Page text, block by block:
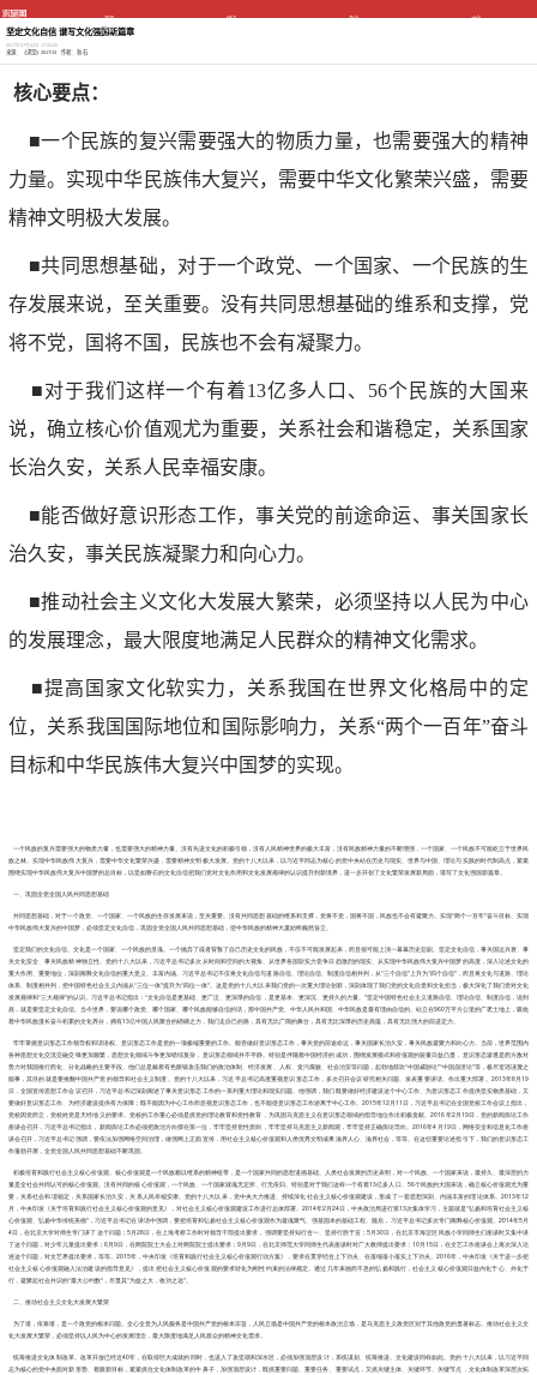
首页 经济 政治
文化
社会
国防
坚定文化自信 谱写文化强国新篇章
2017年07月02日 17:00:00
来源： 《求是》2017/13 作者： 秋 石
核心要点：
■一个民族的复兴需要强大的物质力量，也需要强大的精神
力量。实现中华民族伟大复兴，需要中华文化繁荣兴盛，需要
精神文明极大发展。
■共同思想基础，对于一个政党、一个国家、一个民族的生
存发展来说，至关重要。没有共同思想基础的维系和支撑，党
将不党，国将不国，民族也不会有凝聚力。
■对于我们这样一个有着13亿多人口、56个民族的大国来
说，确立核心价值观尤为重要，关系社会和谐稳定，关系国家
长治久安，关系人民幸福安康。
■能否做好意识形态工作，事关党的前途命运、事关国家长
治久安，事关民族凝聚力和向心力。
■推动社会主义文化大发展大繁荣，必须坚持以人民为中心
的发展理念，最大限度地满足人民群众的精神文化需求。
■提高国家文化软实力，关系我国在世界文化格局中的定
位，关系我国国际地位和国际影响力，关系“两个一百年”奋斗
目标和中华民族伟大复兴中国梦的实现。
一个民族的复兴需要强大的物质力量，也需要强大的精神力量。没有先进文化的积极引领，没有人民精神世界的极大丰富，没有民族精神力量的不断增强，一个国家、一个民族不可能屹立于世界民
族之林。实现中华民族伟大复兴，需要中华文化繁荣兴盛，需要精神文明极大发展。党的十八大以来，以习近平同志为核心的党中央站在历史与现实、世界与中国、理论与实践的时代制高点，紧紧
围绕实现中华民族伟大复兴中国梦的总目标，以坚如磐石的文化自信把我们党对文化作用和文化发展规律的认识提升到新境界，进一步开创了文化繁荣发展新局面，谱写了文化强国新篇章。
一、巩固全党全国人民共同思想基础
共同思想基础，对于一个政党、一个国家、一个民族的生存发展来说，至关重要。没有共同思想基础的维系和支撑，党将不党，国将不国，民族也不会有凝聚力。实现“两个一百年”奋斗目标、实现
中华民族伟大复兴的中国梦，必须坚定文化自信，巩固全党全国人民共同思想基础，使中华民族的精神大厦始终巍然耸立。
坚定我们的文化自信。文化是一个国家、一个民族的灵魂。一个抛弃了或者背叛了自己历史文化的民族，不仅不可能发展起来，而且很可能上演一幕幕历史悲剧。坚定文化自信，事关国运兴衰、事
关文化安全、事关民族精神独立性。党的十八大以来，习近平总书记多次从时间和空间的大视角、从世界各国软实力竞争日趋激烈的现实、从实现中华民族伟大复兴中国梦的高度，深入论述文化的
重大作用、重要地位，深刻阐释文化自信的重大意义、丰富内涵。习近平总书记不仅将文化自信与道路自信、理论自信、制度自信相并列，从“三个自信”上升为“四个自信”，而且将文化与道路、理论
体系、制度相并列，把中国特色社会主义内涵从“三位一体”提升为“四位一体”。这是党的十八大以来我们党的一次重大理论创新，深刻体现了我们党的文化自觉和文化担当，极大深化了我们党对文化
发展规律和“三大规律”的认识。习近平总书记指出：“文化自信是更基础、更广泛、更深厚的自信，是更基本、更深沉、更持久的力量。”坚定中国特色社会主义道路自信、理论自信、制度自信，说到
底，就是要坚定文化自信。当今世界，要说哪个政党、哪个国家、哪个民族能够自信的话，那中国共产党、中华人民共和国、中华民族是最有理由自信的。站立在960万平方公里的广袤土地上，吸吮
着中华民族漫长奋斗积累的文化养分，拥有13亿中国人民聚合的磅礴之力，我们走自己的路，具有无比广阔的舞台，具有无比深厚的历史底蕴，具有无比强大的前进定力。
牢牢掌握意识形态工作领导权和话语权。意识形态工作是党的一项极端重要的工作。能否做好意识形态工作，事关党的前途命运，事关国家长治久安，事关民族凝聚力和向心力。当前，世界范围内
各种思想文化交流交融交锋更加频繁，思想文化领域斗争更加错综复杂，意识形态领域并不平静。特别是伴随着中国经济的成功，围绕发展模式和价值观的较量日益凸显，意识形态渗透是西方敌对
势力对我国推行西化、分化战略的主要手段。他们总是戴着有色眼镜攻击我们的政治体制、经济发展、人权、贪污腐败、社会治安等问题，起劲地鼓吹“中国威胁论”“中国崩溃论”等，极尽造谣诬蔑之
能事，其目的就是要推翻中国共产党的领导和社会主义制度。党的十八大以来，习近平总书记高度重视意识形态工作，多次召开会议研究相关问题、发表重要讲话、作出重大部署。2013年8月19
日，全国宣传思想工作会议召开，习近平总书记深刻阐述了事关意识形态工作的一系列重大理论和现实问题。他强调，我们既要做好经济建设这个中心工作、为意识形态工作提供坚实物质基础，又
要做好意识形态工作、为经济建设提供有力保障；既不能因为中心工作而忽视意识形态工作，也不能使意识形态工作游离于中心工作。2015年12月11日，习近平总书记在全国党校工作会议上指出，
党校因党而立，党校姓党是天经地义的要求。党校的工作重心必须是抓党的理论教育和党性教育，为巩固马克思主义在意识形态领域的指导地位作出积极贡献。2016年2月19日，党的新闻舆论工作
座谈会召开，习近平总书记指出，新闻舆论工作必须把政治方向摆在第一位，牢牢坚持党性原则，牢牢坚持马克思主义新闻观，牢牢坚持正确舆论导向。2016年4月19日，网络安全和信息化工作座
谈会召开，习近平总书记强调，要依法加强网络空间治理，做强网上正面宣传，用社会主义核心价值观和人类优秀文明成果滋养人心、滋养社会，等等。在这些重要论述指引下，我们的意识形态工
作蓬勃开展，全党全国人民共同思想基础不断巩固。
积极培育和践行社会主义核心价值观。核心价值观是一个民族赖以维系的精神纽带，是一个国家共同的思想道德基础。人类社会发展的历史表明，对一个民族、一个国家来说，最持久、最深层的力
量是全社会共同认可的核心价值观。没有共同的核心价值观，一个民族、一个国家就魂无定所、行无依归。特别是对于我们这样一个有着13亿多人口、56个民族的大国来说，确立核心价值观尤为重
要，关系社会和谐稳定，关系国家长治久安，关系人民幸福安康。党的十八大以来，党中央大力推进、持续深化社会主义核心价值观建设，形成了一套思想深刻、内涵丰富的理论体系。2013年12
月，中央印发《关于培育和践行社会主义核心价值观的意见》，对社会主义核心价值观建设工作进行总体部署。2014年2月24日，中央政治局进行第13次集体学习，主题就是“弘扬和培育社会主义核
心价值观、弘扬中华传统美德”，习近平总书记在讲话中强调，要把培育和弘扬社会主义核心价值观作为凝魂聚气、强基固本的基础工程。随后，习近平总书记多次专门阐释核心价值观。2014年5月
4日，在北京大学对师生专门讲了这个问题；5月28日，在上海考察工作时对领导干部提出要求，强调要坚持知行合一、坚持行胜于言；5月30日，在北京市海淀区民族小学同师生们座谈时又集中讲
了这个问题，对少年儿童提出要求；6月9日，在两院院士大会上对两院院士提出要求；9月9日，在北京师范大学同师生代表座谈时对广大教师提出要求；10月15日，在文艺工作座谈会上再次深入论
述这个问题，对文艺界提出要求，等等。2015年，中央印发《培育和践行社会主义核心价值观行动方案》，要求在贯穿结合上下功夫、在落细落小落实上下功夫。2016年，中央印发《关于进一步把
社会主义核心价值观融入法治建设的指导意见》，提出把社会主义核心价值观的要求转化为刚性约束的法律规定。通过几年来驰而不息的弘扬和践行，社会主义核心价值观日益内化于心、外化于
行，凝聚起社会共识的“最大公约数”，尽显其“为益之大，收功之远”。
二、推动社会主义文化大发展大繁荣
为了谁，依靠谁，是一个政党的根本问题。全心全意为人民服务是中国共产党的根本宗旨，人民立场是中国共产党的根本政治立场，是马克思主义政党区别于其他政党的显著标志。推动社会主义文
化大发展大繁荣，必须坚持以人民为中心的发展理念，最大限度地满足人民群众的精神文化需求。
统筹推进文化体制改革。改革开放已经近40年，在取得巨大成就的同时，也进入了攻坚期和深水区，必须加强顶层设计，系统谋划、统筹推进。文化建设同样如此。党的十八大以来，以习近平同
志为核心的党中央面对新形势、着眼新目标，紧紧抓住文化体制改革的牛鼻子，加强顶层设计，既抓重要问题、重要任务、重要试点，又抓关键主体、关键环节、关键节点，文化体制改革深层次拓